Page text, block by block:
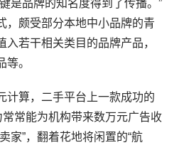
是品牌的知名度得到了传播。”
，颇受部分本地中小品牌的青
入若干相关类目的品牌产品，
等。
计算，二手平台上一款成功的
常常能为机构带来数万元广告收
家”，翻着花地将闲置的“航